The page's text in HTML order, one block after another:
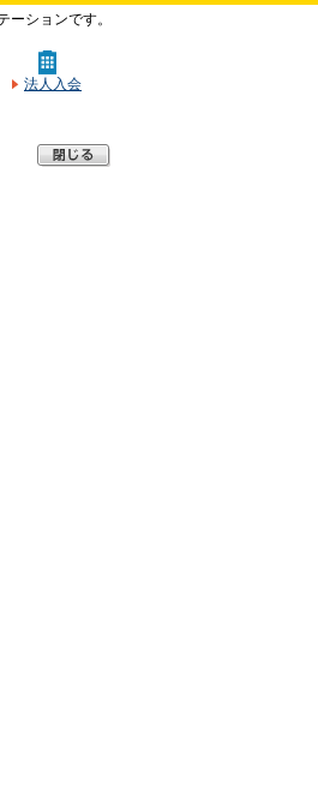
ションです。
法人入会